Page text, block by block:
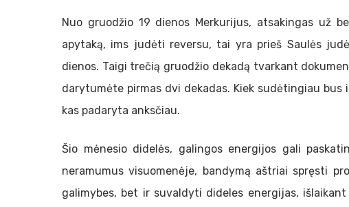
Nuo gruodžio 19 dienos Merkurijus, atsakingas už
apytaką, ims judėti reversu, tai yra prieš Saulės
dienos. Taigi trečią gruodžio dekadą tvarkant
darytumėte pirmas dvi dekadas. Kiek sudėtingiau
kas padaryta anksčiau.
Šio mėnesio didelės, galingos energijos gali
neramumus visuomenėje, bandymą aštriai spręsti
galimybes, bet ir suvaldyti dideles energijas,